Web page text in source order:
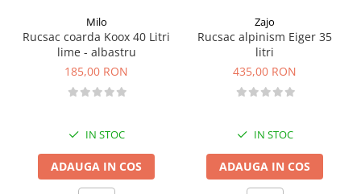
Milo
Rucsac coarda Koox 40 Litri
lime - albastru
185,00 RON
IN STOC
ADAUGA IN COS
Zajo
Rucsac alpinism Eiger 35
litri
435,00 RON
IN STOC
ADAUGA IN COS